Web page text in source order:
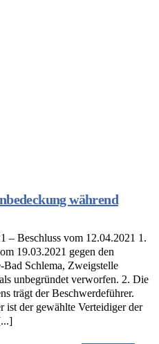
während
– Beschluss vom 12.04.2021 1.
19.03.2021 gegen den
Bad Schlema, Zweigstelle
unbegründet verworfen. 2. Die
trägt der Beschwerdeführer.
ist der gewählte Verteidiger der